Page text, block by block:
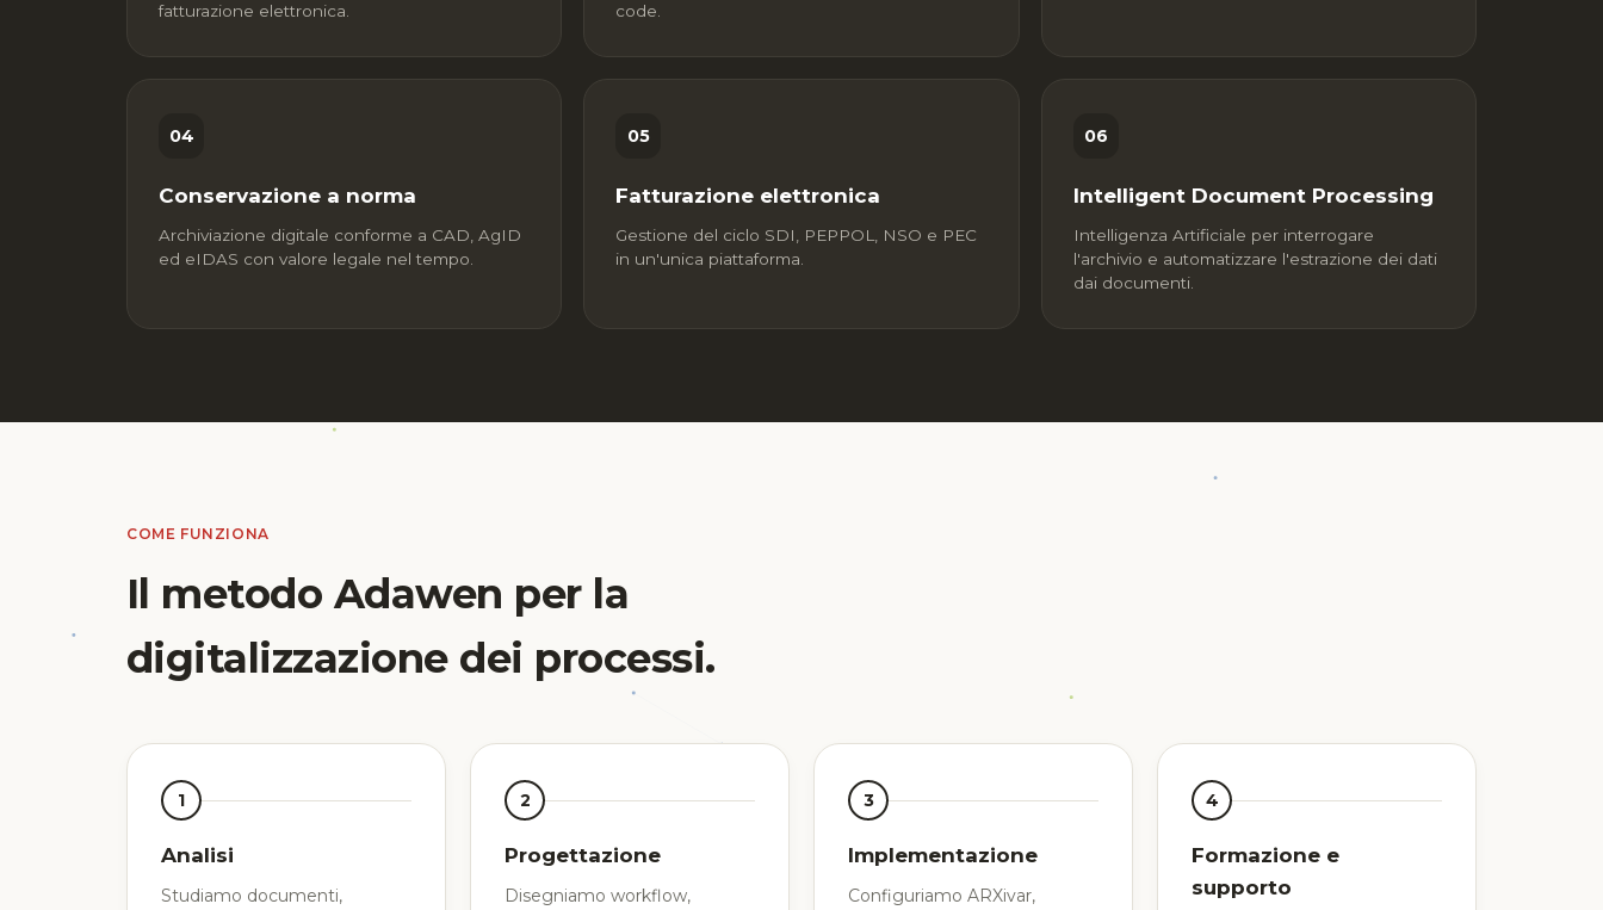
fatturazione elettronica.
code.
04
Conservazione a norma
Archiviazione digitale conforme a CAD, AgID
ed eIDAS con valore legale nel tempo.
05
Fatturazione elettronica
Gestione del ciclo SDI, PEPPOL, NSO e PEC
in un'unica piattaforma.
06
Intelligent Document Processing
Intelligenza Artificiale per interrogare
l'archivio e automatizzare l'estrazione dei dati
dai documenti.
COME FUNZIONA
Il metodo Adawen per la
digitalizzazione dei processi.
1
Analisi
Studiamo documenti,
2
Progettazione
Disegniamo workflow,
3
Implementazione
Configuriamo ARXivar,
4
Formazione e
supporto